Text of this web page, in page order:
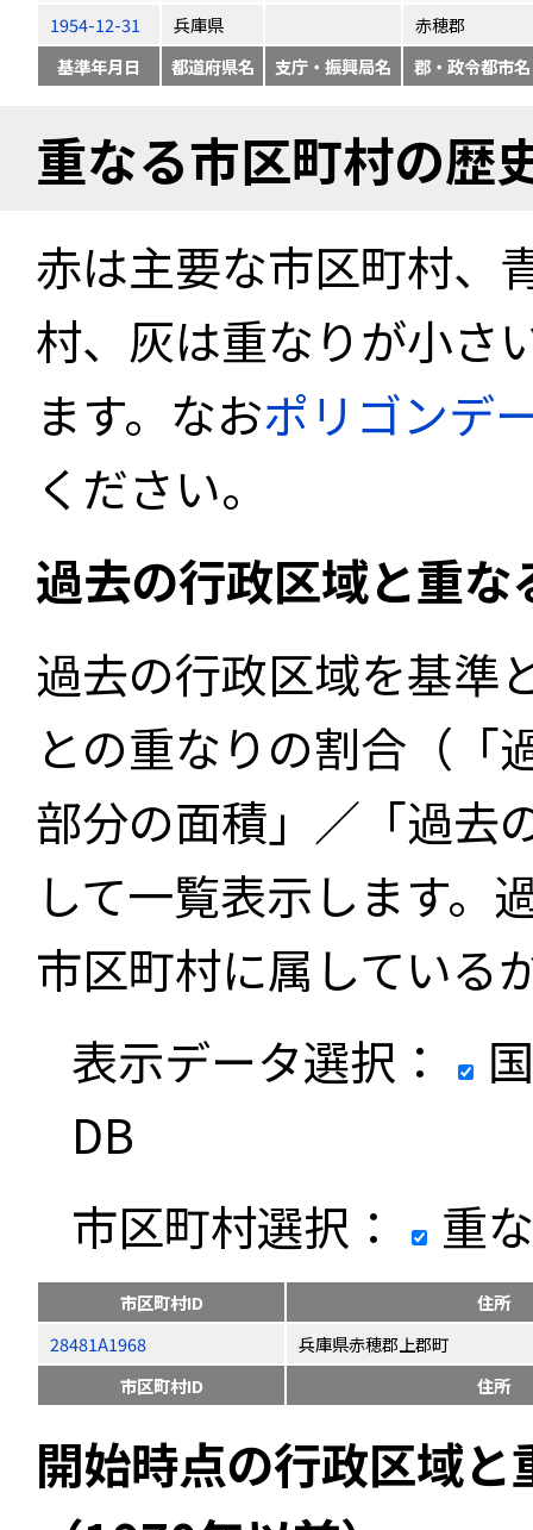
1954-12-31
兵庫県
赤穂郡
基準年月日
都道府県名 支庁・振興局名 郡・政令都市名
重なる市区町村の歴
赤は主要な市区町村、
村、灰は重なりが小さ
ます。なおポリゴンデ
ください。
過去の行政区域と重
過去の行政区域を基準
との重なりの割合（「
部分の面積」／「過去
して一覧表示します。
市区町村に属している
表示データ選択：
DB
市区町村選択：
重
市区町村ID
住所
28481A1968
兵庫県赤穂郡上郡町
市区町村ID
住所
開始時点の行政区域